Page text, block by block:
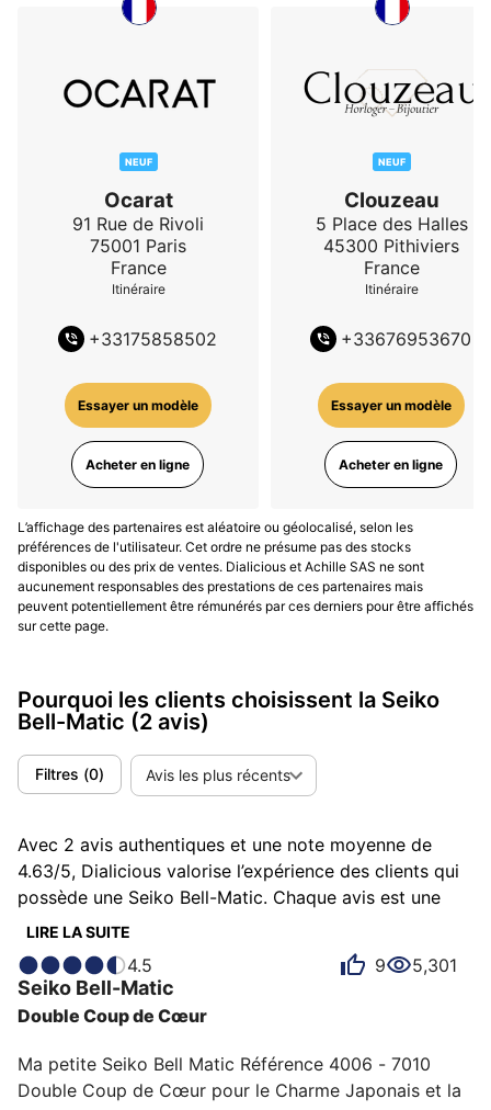
NEUF
Ocarat
91 Rue de Rivoli
75001 Paris
France
Itinéraire
+33175858502
Essayer un modèle
Acheter en ligne
NEUF
Clouzeau
5 Place des Halles
45300 Pithiviers
France
Itinéraire
+33676953670
Essayer un modèle
Acheter en ligne
L’affichage des partenaires est aléatoire ou géolocalisé, selon les
préférences de l'utilisateur. Cet ordre ne présume pas des stocks
disponibles ou des prix de ventes. Dialicious et Achille SAS ne sont
aucunement responsables des prestations de ces partenaires mais
peuvent potentiellement être rémunérés par ces derniers pour être affichés
sur cette page.
Pourquoi les clients choisissent la Seiko
Bell-Matic (2 avis)
Filtres (0) Avis les plus récents
Avec 2 avis authentiques et une note moyenne de
4.63/5, Dialicious valorise l’expérience des clients qui
possède une Seiko Bell-Matic. Chaque avis est une
source d’inspiration pour comprendre ce qui rend la
Seiko Bell-Matic unique aux yeux de ses possesseurs.
Certains la décrivent comme atypique, d'autres
comme bluffante ou charmante et chacun a des
raisons personnelles d’aimer sa Bell-Matic pour son
émotion, son design ou encore sa précision.
LIRE LA SUITE
4.5 9 5,301
Seiko Bell-Matic
Double Coup de Cœur
Ma petite Seiko Bell Matic Référence 4006 - 7010
Double Coup de Cœur pour le Charme Japonais et la